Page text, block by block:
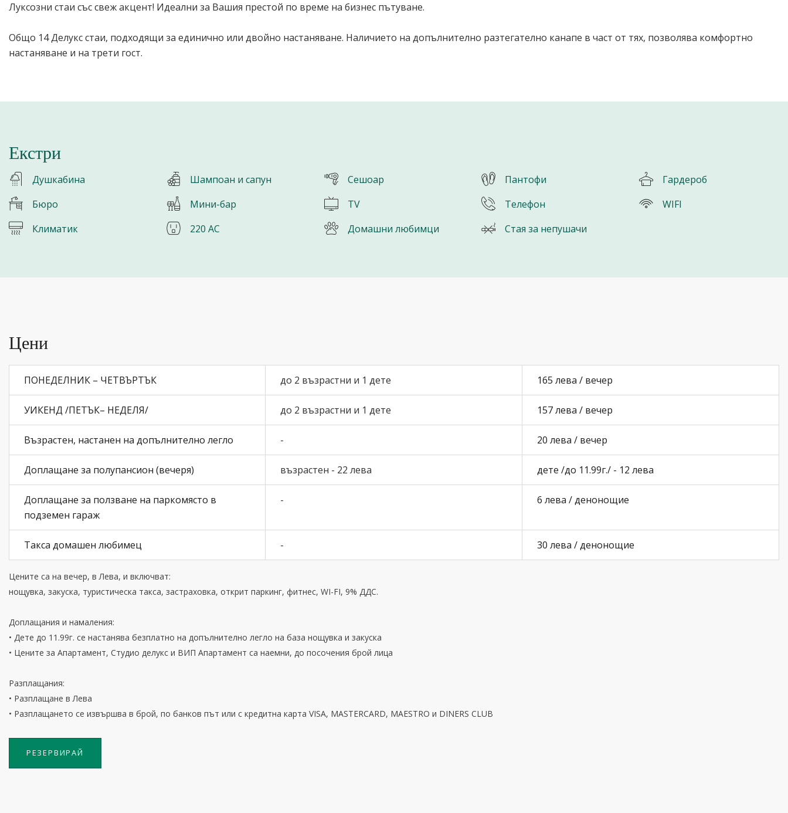
Луксозни стаи със свеж акцент! Идеални за Вашия престой по време на бизнес пътуване.
Общо 14 Делукс стаи, подходящи за единично или двойно настаняване. Наличието на допълнително разтегателно канапе в част от тях, позволява комфортно
настаняване и на трети гост.
Екстри
Душкабина Шампоан и сапун Сешоар Пантофи
Гардероб
Бюро
Мини-бар TV Телефон
WIFI
Климатик
220 AC Домашни любимци Стая за непушачи
Цени
ПОНЕДЕЛНИК – ЧЕТВЪРТЪК до 2 възрастни и 1 дете 165 лева / вечер
УИКЕНД /ПЕТЪК– НЕДЕЛЯ/ до 2 възрастни и 1 дете 157 лева / вечер
Възрастен, настанен на допълнително легло - 20 лева / вечер
Доплащане за полупансион (вечеря) възрастен - 22 лева дете /до 11.99г./ - 12 лева
Доплащане за ползване на паркомясто в
подземен гараж
- 6 лева / денонощие
Такса домашен любимец - 30 лева / денонощие
Цените са на вечер, в Лева, и включват:
нощувка, закуска, туристическа такса, застраховка, открит паркинг, фитнес, WI-FI, 9% ДДС.
Доплащания и намаления:
• Дете до 11.99г. се настанява безплатно на допълнително легло на база нощувка и закуска
• Цените за Апартамент, Студио делукс и ВИП Апартамент са наемни, до посочения брой лица
Разплащания:
• Разплащане в Лева
• Разплащането се извършва в брой, по банков път или с кредитна карта VISA, MASTERCARD, MAESTRO и DINERS CLUB
РЕЗЕРВИРАЙ